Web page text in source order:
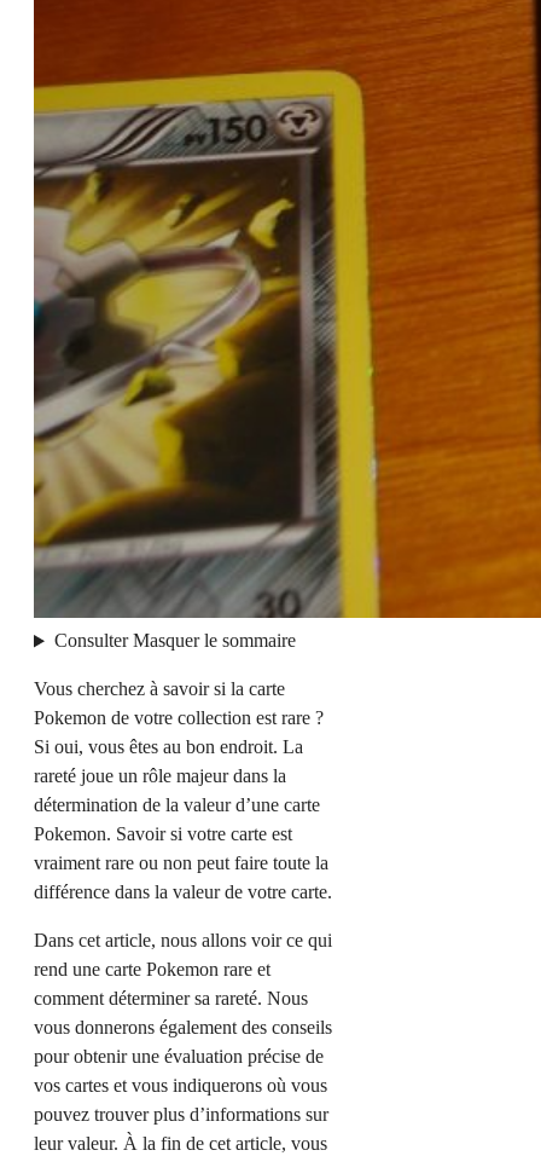
ConsulterMasquerle sommaire
Vous cherchez à savoir si la carte
Pokemon de votre collection est rare ?
Si oui, vous êtes au bon endroit. La
rareté joue un rôle majeur dans la
détermination de la valeur d’une carte
Pokemon. Savoir si votre carte est
vraiment rare ou non peut faire toute la
différence dans la valeur de votre carte.
Dans cet article, nous allons voir ce qui
rend une carte Pokemon rare et
comment déterminer sa rareté. Nous
vous donnerons également des conseils
pour obtenir une évaluation précise de
vos cartes et vous indiquerons où vous
pouvez trouver plus d’informations sur
leur valeur. À la fin de cet article, vous